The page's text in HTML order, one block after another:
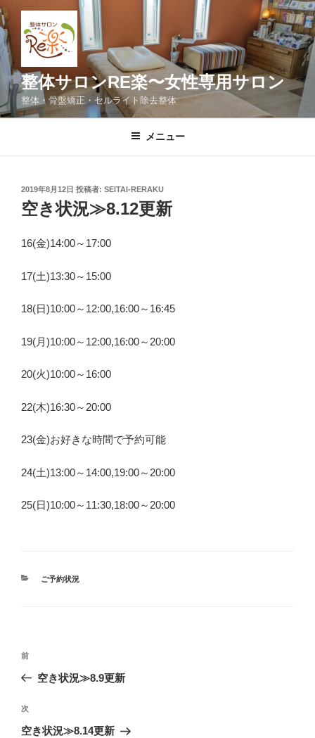
コ
ン
テ
ン
へ
ス
整体サロンRE楽〜女性専用サロン
整体・骨盤矯正・セルライト除去整体
メニュー
投
稿
日:
2019年8月12日 投稿者: SEITAI-RERAKU
空き状況≫8.12更新
16(金)14:00～17:00
17(土)13:30～15:00
18(日)10:00～12:00,16:00～16:45
19(月)10:00～12:00,16:00～20:00
20(火)10:00～16:00
22(木)16:30～20:00
23(金)お好きな時間で予約可能
24(土)13:00～14:00,19:00～20:00
25(日)10:00～11:30,18:00～20:00
カ
ご予約状況
投
ビ
ゲ
前
の
稿
前
空き状況≫8.9更新
次
の
次
空き状況≫8.14更新